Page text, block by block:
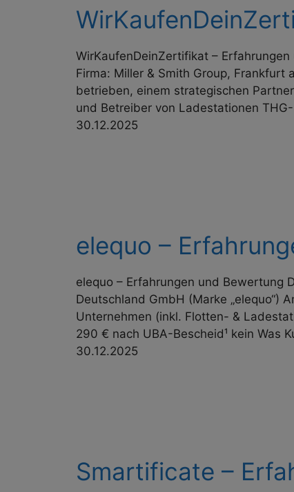
WirKaufenDeinZertifikat –
Firma: Miller & Smith Group, Frankfurt
betrieben, einem strategischen
und Betreiber von Ladestationen
30.12.2025
elequo –
elequo – Erfahrungen und Bewertung
Deutschland GmbH (Marke „elequo“)
Unternehmen (inkl. Flotten- &
290 € nach UBA-Bescheid¹ kein
30.12.2025
Smartificate –